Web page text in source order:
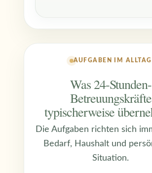
AUFGABEN IM ALLTAG
Was 24-Stunden-
Betreuungskräfte
typischerweise
Die Aufgaben richten sich
Bedarf, Haushalt und
Situation.